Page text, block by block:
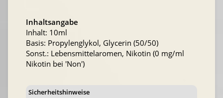
Inhaltsangabe
Inhalt: 10ml
Basis: Propylenglykol, Glycerin (50/50)
Sonst.: Lebensmittelaromen, Nikotin (0 mg/ml
Nikotin bei 'Non')
Sicherheitshinweise